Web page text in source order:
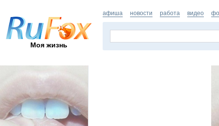
Моя жизнь
афиша новости работа видео